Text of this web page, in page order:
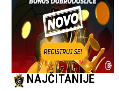
NAJČITANIJE